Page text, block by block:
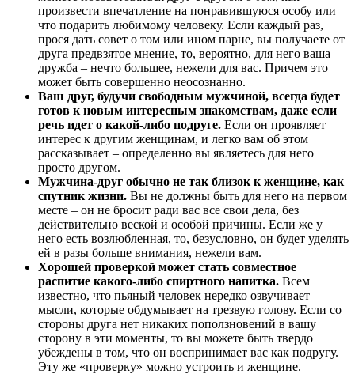
произвести впечатление на понравившуюся особу или
что подарить любимому человеку. Если каждый раз,
прося дать совет о том или ином парне, вы получаете от
друга предвзятое мнение, то, вероятно, для него ваша
дружба – нечто большее, нежели для вас. Причем это
может быть совершенно неосознанно.
Ваш друг, будучи свободным мужчиной, всегда будет
готов к новым интересным знакомствам, даже если
речь идет о какой-либо подруге. Если он проявляет
интерес к другим женщинам, и легко вам об этом
рассказывает – определенно вы являетесь для него
просто другом.
Мужчина-друг обычно не так близок к женщине, как
спутник жизни. Вы не должны быть для него на первом
месте – он не бросит ради вас все свои дела, без
действительно веской и особой причины. Если же у
него есть возлюбленная, то, безусловно, он будет уделять
ей в разы больше внимания, нежели вам.
Хорошей проверкой может стать совместное
распитие какого-либо спиртного напитка. Всем
известно, что пьяный человек нередко озвучивает
мысли, которые обдумывает на трезвую голову. Если со
стороны друга нет никаких поползновений в вашу
сторону в эти моменты, то вы можете быть твердо
убеждены в том, что он воспринимает вас как подругу.
Эту же «проверку» можно устроить и женщине.